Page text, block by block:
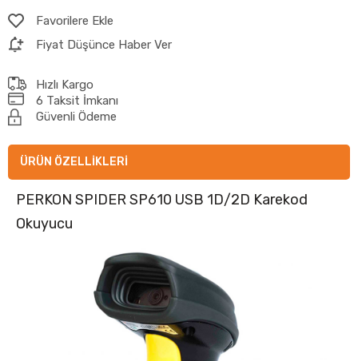
Favorilere Ekle
Fiyat Düşünce Haber Ver
Hızlı Kargo
6 Taksit İmkanı
Güvenli Ödeme
ÜRÜN ÖZELLIKLERI
PERKON SPIDER SP610 USB 1D/2D Karekod
Okuyucu